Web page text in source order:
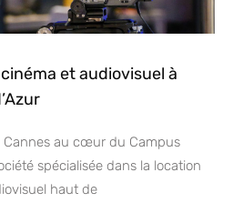
et audiovisuel à
Cannes au cœur du Campus
spécialisée dans la location
haut de